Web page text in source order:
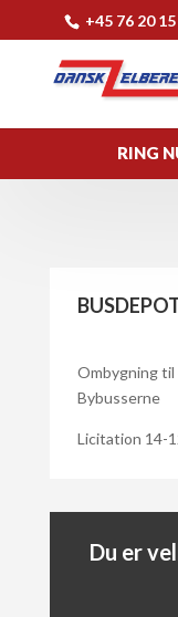
+45 76 20
RING
Ombygning
Bybusserne
Licitation 14-
Du er